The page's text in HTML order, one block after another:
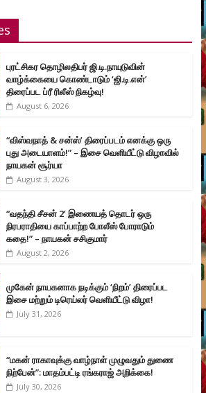
புரட்சிகர தொழிலதிபர் ஜி.டி.நாயுடுவின்
வாழ்க்கையை கொண்டாடும் ‘ஜி.டி.என்’
திரைப்பட ப்ரீ ரிலீஸ் நிகழ்வு!
August 6, 2026
“விஸ்வநாத் & சன்ஸ்’ திரைப்படம் எனக்கு ஒரு
புது அடையாளம்!” – இசை வெளியீட்டு விழாவில்
நாயகன் சூர்யா
August 3, 2026
“வதந்தி சீசன் 2’ இணையத் தொடர் ஒரு
நிரபராதியை காப்பாற்ற போலீஸ் போராடும்
கதை!” – நாயகன் சசிகுமார்
August 2, 2026
முகேன் நாயகனாக நடிக்கும் ‘நிறம்’ திரைப்பட
இசை மற்றும் டிரெய்லர் வெளியீட்டு விழா!
July 31, 2026
“மகன் ராகாவுக்கு வாழ்நாள் முழுவதும் துணை
நிற்பேன்”: மாதம்பட்டி ரங்கராஜ் அறிக்கை!
July 30, 2026